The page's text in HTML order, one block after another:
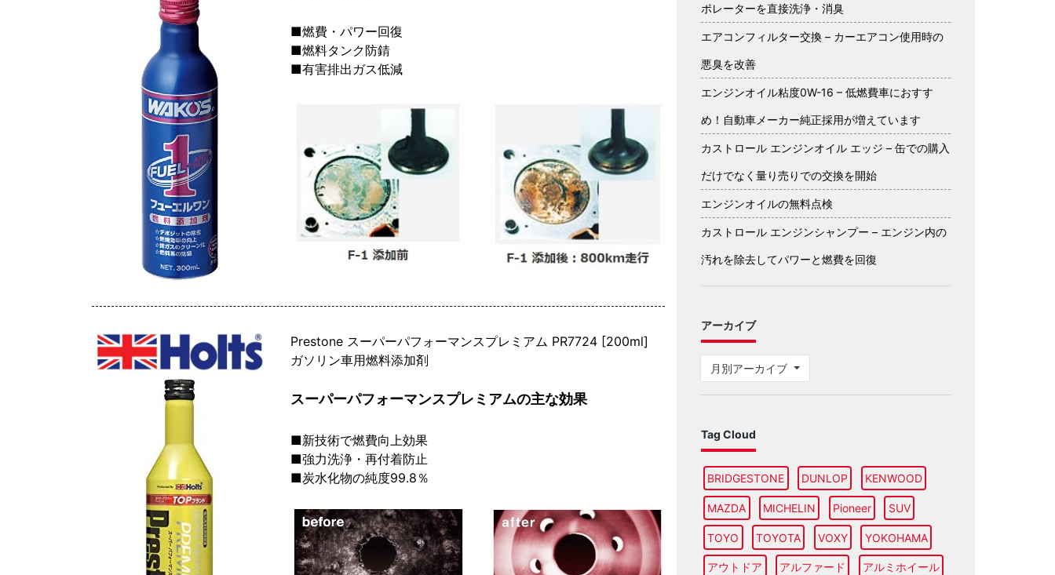
■燃費・パワー回復
■燃料タンク防錆
■有害排出ガス低減
Prestone スーパーパフォーマンスプレミアム PR7724 [200ml]
ガソリン車用燃料添加剤
スーパーパフォーマンスプレミアムの主な効果
■新技術で燃費向上効果
■強力洗浄・再付着防止
■炭水化物の純度99.8％
ポレーターを直接洗浄・消臭
エアコンフィルター交換 – カーエアコン使用時の
悪臭を改善
エンジンオイル粘度0W-16 – 低燃費車におすす
め！自動車メーカー純正採用が増えています
カストロール エンジンオイル エッジ – 缶での購入
だけでなく量り売りでの交換を開始
エンジンオイルの無料点検
カストロール エンジンシャンプー – エンジン内の
汚れを除去してパワーと燃費を回復
アーカイブ
月別アーカイブ
Tag Cloud
BRIDGESTONE DUNLOP KENWOOD
MAZDA MICHELIN Pioneer SUV
TOYO TOYOTA VOXY YOKOHAMA
アウトドア アルファード アルミホイール